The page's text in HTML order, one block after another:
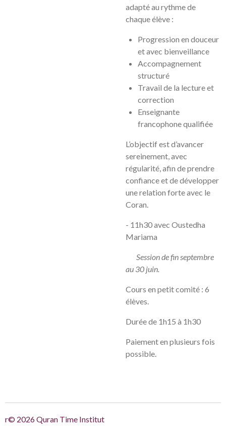
adapté au rythme de
chaque élève :
Progression en douceur
et avec bienveillance
Accompagnement
structuré
Travail de la lecture et
correction
Enseignante
francophone qualifiée
L’objectif est d’avancer
sereinement, avec
régularité, afin de prendre
confiance et de développer
une relation forte avec le
Coran.
- 11h30 avec Oustedha
Mariama
Session de fin septembre
au 30 juin.
Cours en petit comité : 6
élèves.
Durée de 1h15 à 1h30
Paiement en plusieurs fois
possible.
r© 2026 Quran Time Institut